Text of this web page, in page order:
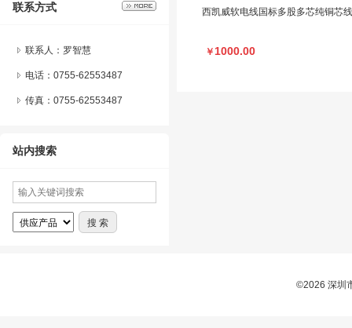
联系方式
联系人：罗智慧
电话：0755-62553487
传真：0755-62553487
站内搜索
西凯威软电线国标多股多芯纯铜芯
￥ 1000.00
©2026 深圳